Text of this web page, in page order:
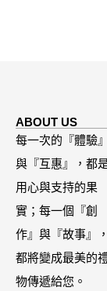
ABOUT US
每一次的『體驗』
與『互惠』，都
用心與支持的果
實；每一個『創
作』與『故事』，
都將變成最美的
物傳遞給您。